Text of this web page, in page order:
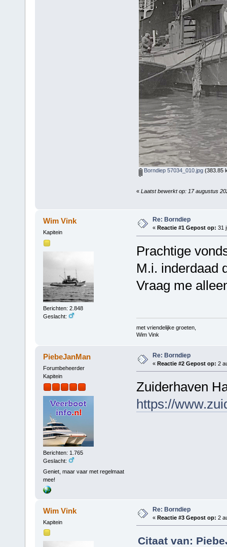
Borndiep 57034_010.jpg(383.85
« Laatst bewerkt op: 17 augustus
Wim Vink
Kapitein
Berichten: 2.848
Geslacht:
Re: Borndiep
« Reactie #1 Gepost op: 31
Prachtige
M.i. inderdaad
Vraag me
met vriendelijke groeten,
Wim Vink
PiebeJanMan
Forumbeheerder
Kapitein
Berichten: 1.765
Geslacht:
Geniet, maar vaar met regelmaat
mee!
Re: Borndiep
« Reactie #2 Gepost op: 2
Zuiderhaven
https://
Wim Vink
Kapitein
Re: Borndiep
« Reactie #3 Gepost op: 2
Citaat van: